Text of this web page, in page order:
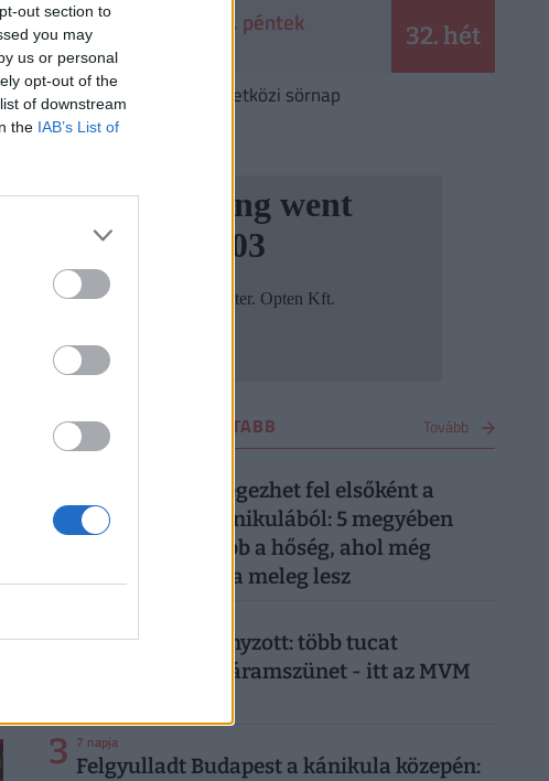
out section to
you may
us or personal
opt-out of the
of downstream
the IAB’s List of
2026. augusztus 7. péntek
Ibolya 32. hét
Augusztus 7. Nemzetközi sörnap
OTTHON LEGOLVASOTTABB Tovább
Ez a 7 megye lélegezhet fel elsőként a
kibírhatatlan kánikulából: 5 megyében
tart ki a legtovább a hőség, ahol még
pénteken is kutya meleg lesz
2 Már csak ez hiányzott: több tucat
településen jön áramszünet - itt az MVM
3 7 napja
Felgyulladt Budapest a kánikula közepén: